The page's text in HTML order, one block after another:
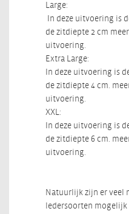
Large:
In deze uitvoering is
de zitdiepte 2 cm
uitvoering.
Extra Large:
In deze uitvoering is
de zitdiepte 4 cm.
uitvoering.
XXL:
In deze uitvoering is
de zitdiepte 6 cm.
uitvoering.
Natuurlijk zijn er veel
ledersoorten mogelijk